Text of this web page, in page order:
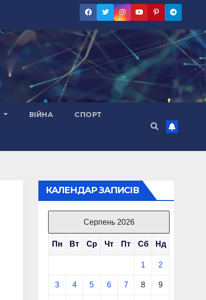
ВІЙНА СПОРТ
КАЛЕНДАР ЗАПИСІВ
Серпень 2026
Пн Вт Ср Чт Пт Сб Нд
1 2
3 4 5 6 7 8 9